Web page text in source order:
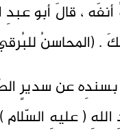
، قالَ أبو عبدِ
للبُرقي : 1 /
بسندِه عن سديرٍ
( عليهِ